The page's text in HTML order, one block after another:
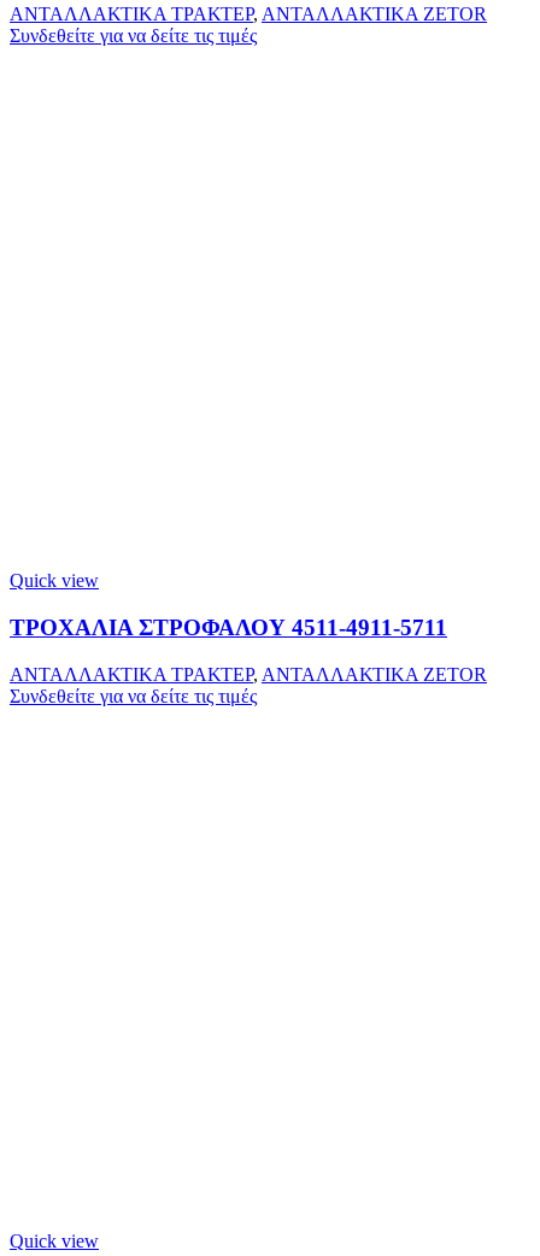
ΑΝΤΑΛΛΑΚΤΙΚΑ ΤΡΑΚΤΕΡ, ΑΝΤΑΛΛΑΚΤΙΚΑ ZETOR
Συνδεθείτε για να δείτε τις τιμές
Quick view
ΤΡΟΧΑΛΙΑ ΣΤΡΟΦΑΛΟΥ 4511-4911-5711
ΑΝΤΑΛΛΑΚΤΙΚΑ ΤΡΑΚΤΕΡ, ΑΝΤΑΛΛΑΚΤΙΚΑ ZETOR
Συνδεθείτε για να δείτε τις τιμές
Quick view